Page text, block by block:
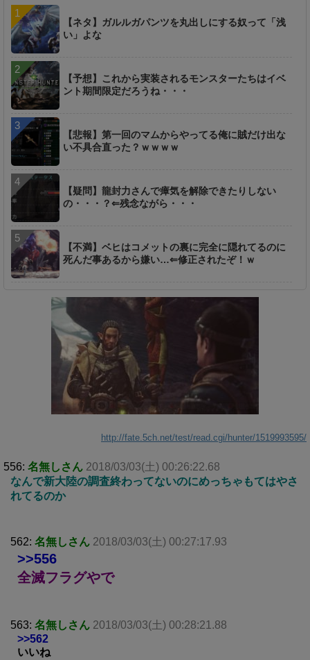
e
【ネタ】ガルルガパンツを丸出しにする奴って「浅
い」よな
【予想】これから実装されるモンスターたちはイベ
ント期間限定だろうね・・・
【悲報】第一回のマムからやってる俺に賊だけ出な
い不具合直った？ｗｗｗｗ
【疑問】龍封力さんで瘴気を解除できたりしない
の・・・？⇐残念ながら・・・
【不満】ベヒはコメットの裏に完全に隠れてるのに
死んだ事あるから嫌い…⇐修正されたぞ！ｗ
http://fate.5ch.net/test/read.cgi/hunter/1519993595/
556: 名無しさん 2018/03/03(土) 00:26:22.68
なんで新大陸の調査終わってないのにめっちゃもてはやさ
れてるのか
562: 名無しさん 2018/03/03(土) 00:27:17.93
>>556
全滅フラグやで
563: 名無しさん 2018/03/03(土) 00:28:21.88
>>562
いいね